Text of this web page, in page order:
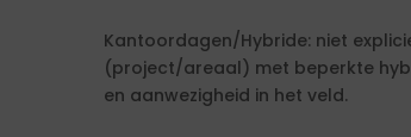
Kantoordagen/Hybride: niet
(project/areaal) met beperkte
en aanwezigheid in het veld.